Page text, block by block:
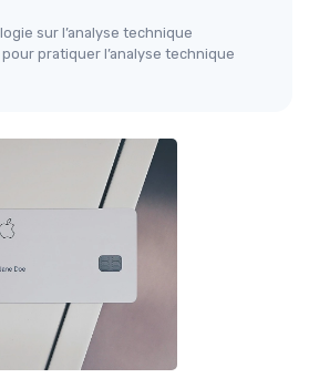
sur l’analyse technique
pratiquer l’analyse technique